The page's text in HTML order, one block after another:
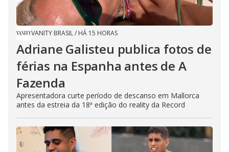
VANITY BRASIL/ HÁ 15 HORAS
Adriane Galisteu publica fotos de
férias na Espanha antes de A
Fazenda
Apresentadora curte período de descanso em Mallorca
antes da estreia da 18ª edição do reality da Record